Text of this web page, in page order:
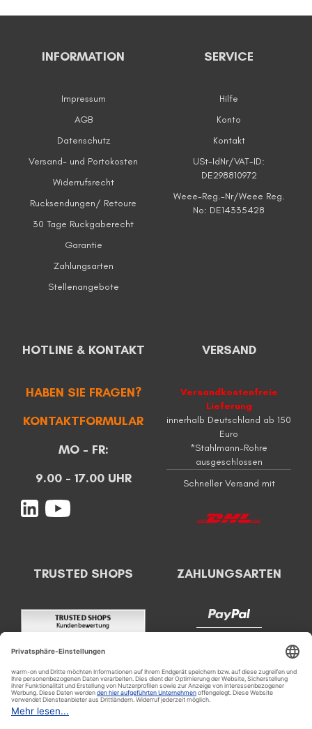
INFORMATION
Impressum
AGB
Datenschutz
Versand- und Portokosten
Widerrufsrecht
Rucksendungen/ Retoure
30 Tage Ruckgaberecht
Garantie
Zahlungsarten
Stellenangebote
SERVICE
Hilfe
Konto
Kontakt
USt-IdNr/VAT-ID:
DE298810972
Weee-Reg.-Nr/Weee Reg.
No: DE14335428
HOTLINE & KONTAKT
HABEN SIE FRAGEN?
KONTAKTFORMULAR
MO - FR:
9.00 - 17.00 UHR
VERSAND
Versandkostenfreie
Lieferung
innerhalb Deutschland ab 150
Euro
*Stahlmann-Rohre
ausgeschlossen
Schneller Versand mit
TRUSTED SHOPS ZAHLUNGSARTEN